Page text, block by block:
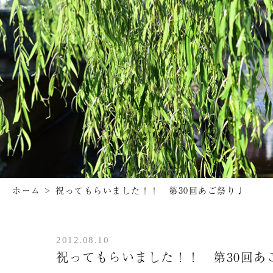
ホーム > 祝ってもらいました！！ 第30回あご祭り♩
2012.08.10
祝ってもらいました！！ 第30回